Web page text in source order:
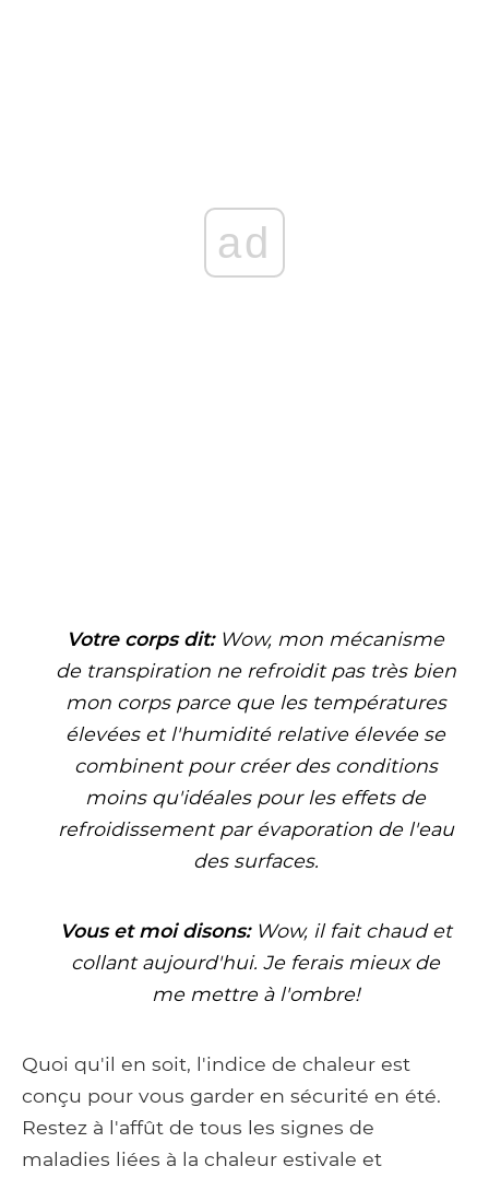
ad
Votre corps dit:Wow, mon mécanisme
de transpiration ne refroidit pas très bien
mon corps parce que les températures
élevées et l'humidité relative élevée se
combinent pour créer des conditions
moins qu'idéales pour les effets de
refroidissement par évaporation de l'eau
des surfaces.
Vous et moi disons:Wow, il fait chaud et
collant aujourd'hui. Je ferais mieux de
me mettre à l'ombre!
Quoi qu'il en soit, l'indice de chaleur est
conçu pour vous garder en sécurité en été.
Restez à l'affût de tous les signes de
maladies liées à la chaleur estivale et